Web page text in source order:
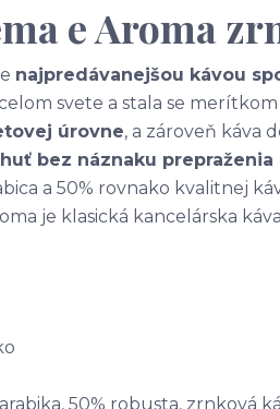
e Aroma
najpredávanejšou kávou
svete a stala se
úrovne, a zároveň káva
bez náznaku
a 50% rovnako kvalitnej
je klasická kancelárska káva
50% robusta, zrnková